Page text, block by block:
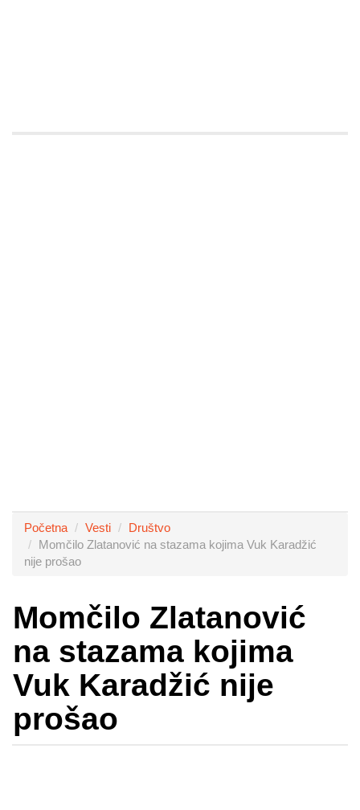
Početna Vesti
Društvo
Momčilo Zlatanović na stazama kojima Vuk Karadžić
nije prošao
Momčilo Zlatanović
na stazama kojima
Vuk Karadžić nije
prošao